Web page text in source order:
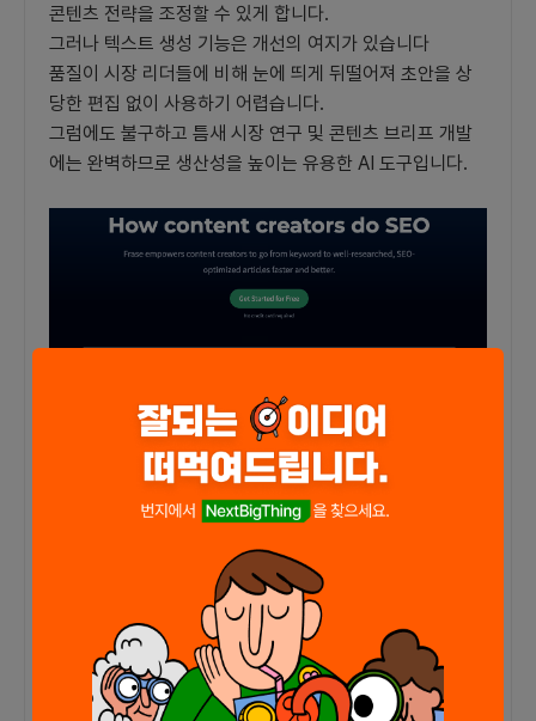
콘텐츠 전략을 조정할 수 있게 합니다.
그러나 텍스트 생성 기능은 개선의 여지가 있습니다
품질이 시장 리더들에 비해 눈에 띄게 뒤떨어져 초안을 상
당한 편집 없이 사용하기 어렵습니다.
그럼에도 불구하고 틈새 시장 연구 및 콘텐츠 브리프 개발
에는 완벽하므로 생산성을 높이는 유용한 AI 도구입니다.
AI 기반 콘텐츠 최적화 플랫폼
Clearscope는 검색 가시성이 높은 자료를 만들 수 있도록
도와주는 AI 기반 콘텐츠 최적화 플랫폼입니다.
수많은 SEO 도구 중에서 Clearscope는 진정으로 가치 있
는 기능으로 두각을 나타냅니다.